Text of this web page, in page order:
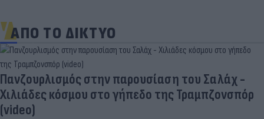
ΑΠΟ ΤΟ ΔΙΚΤΥΟ
Πανζουρλισμός στην παρουσίαση του Σαλάχ -
Χιλιάδες κόσμου στο γήπεδο της Τραμπζονσπόρ
(video)